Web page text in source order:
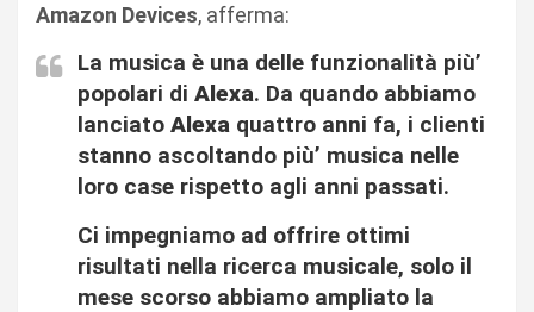
Amazon Devices, afferma:
La musica è una delle funzionalità più’
popolari di Alexa. Da quando abbiamo
lanciato Alexa quattro anni fa, i clienti
stanno ascoltando più’ musica nelle
loro case rispetto agli anni passati.
Ci impegniamo ad offrire ottimi
risultati nella ricerca musicale, solo il
mese scorso abbiamo ampliato la